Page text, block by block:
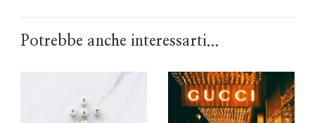
Potrebbe anche interessarti...